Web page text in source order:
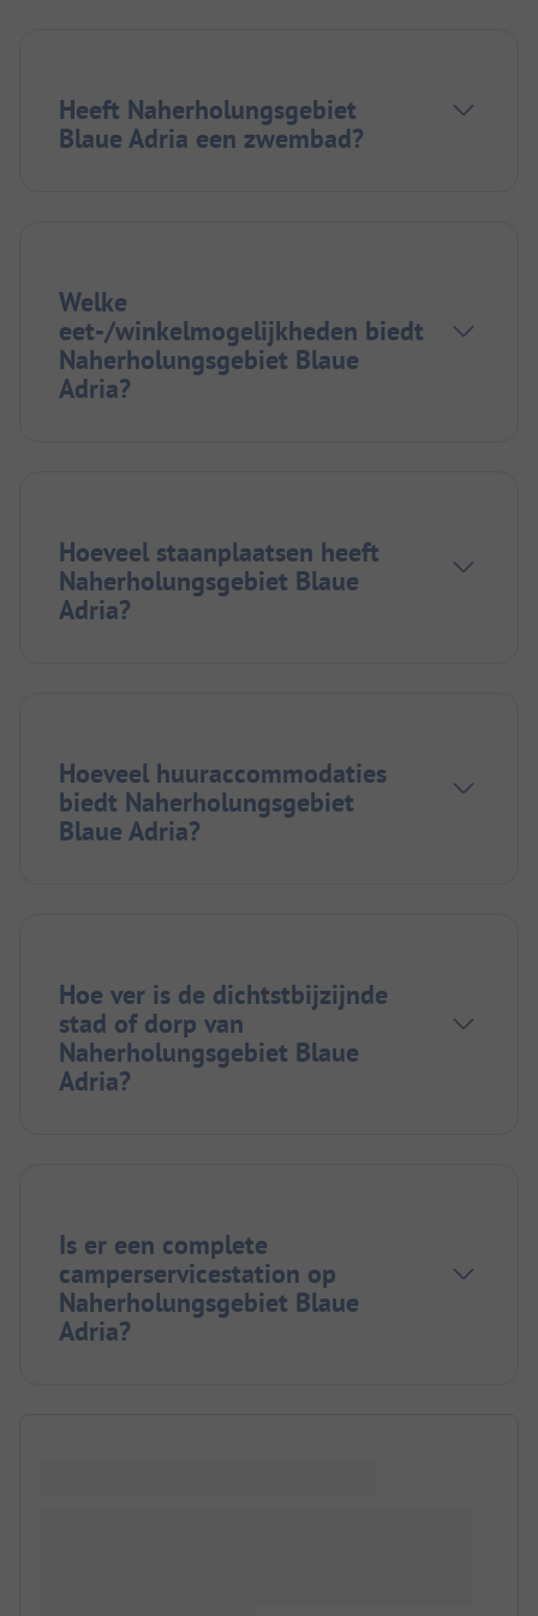
Heeft Naherholungsgebiet
Blaue Adria een zwembad?
Welke
eet-/winkelmogelijkheden biedt
Naherholungsgebiet Blaue
Adria?
Hoeveel staanplaatsen heeft
Naherholungsgebiet Blaue
Adria?
Hoeveel huuraccommodaties
biedt Naherholungsgebiet
Blaue Adria?
Hoe ver is de dichtstbijzijnde
stad of dorp van
Naherholungsgebiet Blaue
Adria?
Is er een complete
camperservicestation op
Naherholungsgebiet Blaue
Adria?